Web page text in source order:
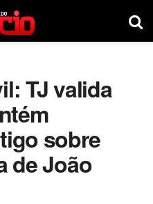
TJ valida
sobre
de João